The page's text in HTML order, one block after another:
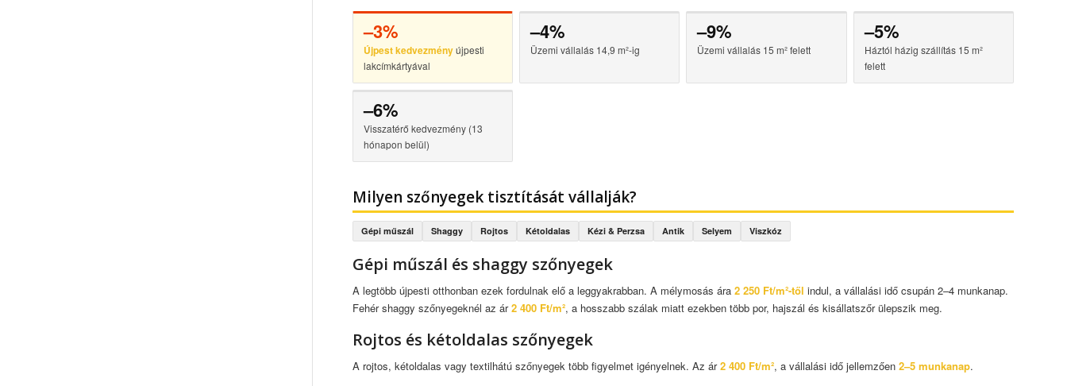
–3%
Újpest kedvezményújpesti
lakcímkártyával
–4%
Üzemi vállalás 14,9 m²-ig
–9%
Üzemi vállalás 15 m² felett
–5%
Háztól házig szállítás 15 m²
felett
–6%
Visszatérő kedvezmény (13
hónapon belül)
Milyen szőnyegek tisztítását vállalják?
Gépi műszál Shaggy Rojtos Kétoldalas Kézi & Perzsa Antik Selyem Viszkóz
Gépi műszál és shaggy szőnyegek
A legtöbb újpesti otthonban ezek fordulnak elő a leggyakrabban. A mélymosás ára 2 250 Ft/m²-től indul, a vállalási idő csupán 2–4 munkanap.
Fehér shaggy szőnyegeknél az ár2 400 Ft/m², a hosszabb szálak miatt ezekben több por, hajszál és kisállatszőr ülepszik meg.
Rojtos és kétoldalas szőnyegek
A rojtos, kétoldalas vagy textilhátú szőnyegek több figyelmet igényelnek. Az ár2 400 Ft/m², a vállalási idő jellemzően 2–5 munkanap.